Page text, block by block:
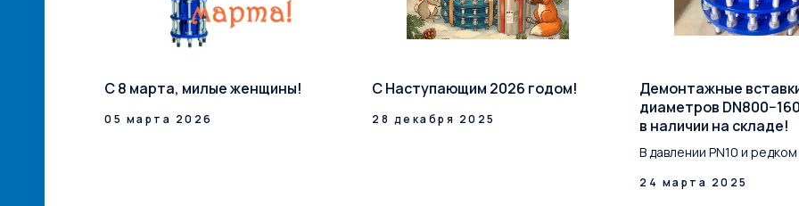
С 8 марта, милые женщины!
05 марта 2026
С Наступающим 2026 годом!
28 декабря 2025
Демонтажные
диаметров
в наличии на складе!
В давлении PN10 и редком
24 марта 2025